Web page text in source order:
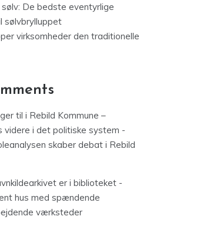
sølv: De bedste eventyrlige
sølvbrylluppet
virksomheder den traditionelle
til i Rebild Kommune –
videre i det politiske system -
skaber debat i Rebild
er i biblioteket -
hus med spændende
værksteder